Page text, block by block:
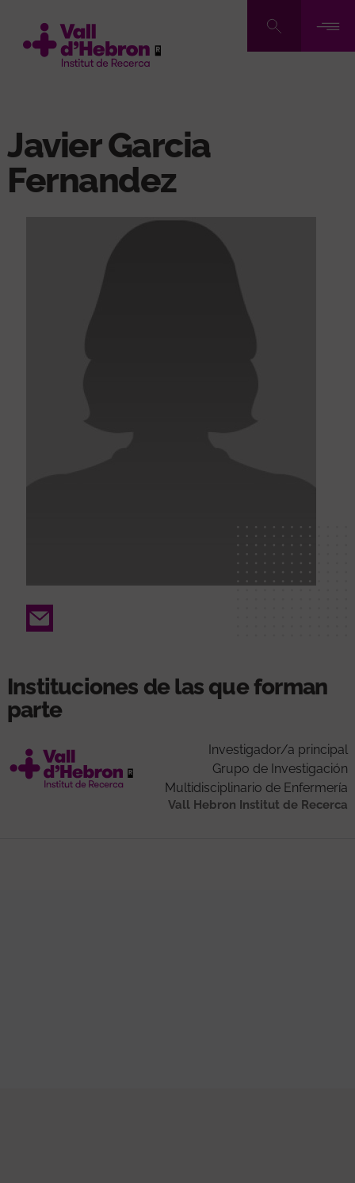
contenido
Javier Garcia
Fernandez
Email
Instituciones de las que forman
parte
Investigador/a principal
Grupo de Investigación
Multidisciplinario de Enfermería
Vall Hebron Institut de Recerca